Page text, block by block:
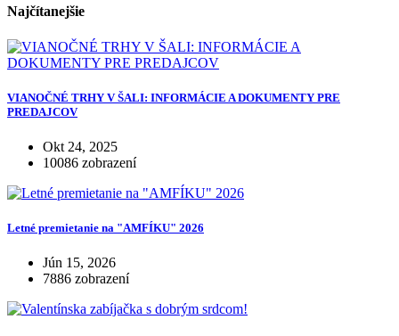
Najčítanejšie
VIANOČNÉ TRHY V ŠALI: INFORMÁCIE A DOKUMENTY PRE
PREDAJCOV
Okt 24, 2025
10086 zobrazení
Letné premietanie na "AMFÍKU" 2026
Jún 15, 2026
7886 zobrazení